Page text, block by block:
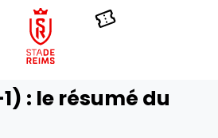
: le résumé du